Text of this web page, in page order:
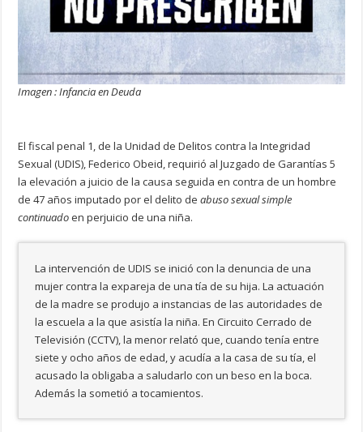
Imagen : Infancia en Deuda
El fiscal penal 1, de la Unidad de Delitos contra la Integridad
Sexual (UDIS), Federico Obeid, requirió al Juzgado de Garantías 5
la elevación a juicio de la causa seguida en contra de un hombre
de 47 años imputado por el delito deabuso sexual simple
continuadoen perjuicio de una niña.
La intervención de UDIS se inició con la denuncia de una
mujer contra la expareja de una tía de su hija. La actuación
de la madre se produjo a instancias de las autoridades de
la escuela a la que asistía la niña. En Circuito Cerrado de
Televisión (CCTV), la menor relató que, cuando tenía entre
siete y ocho años de edad, y acudía a la casa de su tía, el
acusado la obligaba a saludarlo con un beso en la boca.
Además la sometió a tocamientos.